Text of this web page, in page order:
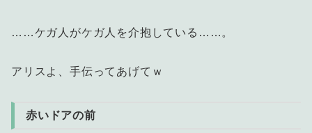
……ケガ人がケガ人を介抱している……。
アリスよ、手伝ってあげてｗ
赤いドアの前